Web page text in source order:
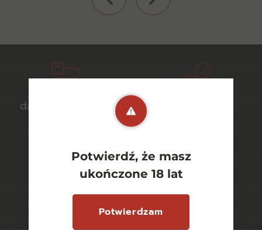
Potwierdź, że masz
ukończone 18 lat
Potwierdzam
darmowa dostawa